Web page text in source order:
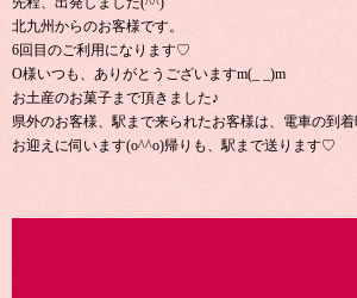
北九州からのお客様です。
6回目のご利用になります♡
O様いつも、ありがとうございますm(_ _)m
お土産のお菓子まで頂きました♪
県外のお客様、駅まで来られたお客様は、電車の到着
お迎えに伺います(o^^o)帰りも、駅まで送ります♡